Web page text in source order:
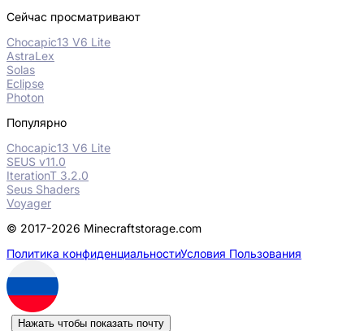
Сейчас просматривают
Chocapic13 V6 Lite
AstraLex
Solas
Eclipse
Photon
Популярно
Chocapic13 V6 Lite
SEUS v11.0
IterationT 3.2.0
Seus Shaders
Voyager
© 2017-2026 Minecraftstorage.com
Политика конфиденциальностиУсловия Пользования
Нажать чтобы показать почту